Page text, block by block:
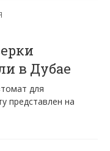
в Дубае
для
представлен ​​на